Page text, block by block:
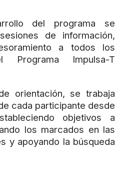
del programa se
de información,
a todos los
Programa Impulsa-T
orientación, se trabaja
cada participante desde
objetivos a
los marcados en las
y apoyando la búsqueda